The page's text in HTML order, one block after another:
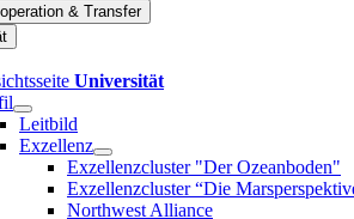
& Transfer
Universität
Leitbild
Exzellenz
Exzellenzcluster "Der Ozeanboden"
Exzellenzcluster “Die
Northwest Alliance